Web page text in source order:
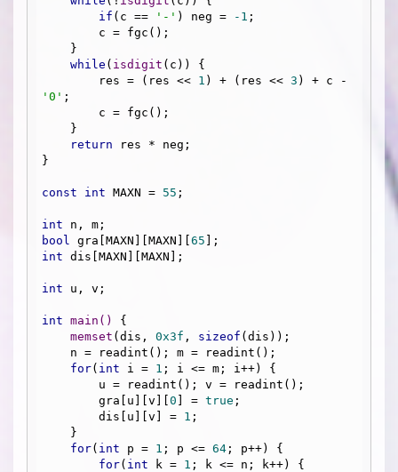
if (c == '-' ) neg = -1 ;
while ( isdigit (c)) {
        res = (res <<
1 ) + (res << 3
'0' ;
return res * neg;
}
const int MAXN = 55 ;
int
bool
gra[MAXN][MAXN][65
int dis[MAXN][MAXN];
int u, v;
int main ()
{
memset (dis, 0x3f , sizeof (dis));
for( int i = 1 ; i <= m; i++) {
        gra[u][v][
0 ] = true ;
        dis[u][v] =
1 ;
for( int p = 1 ; p <= 64 ; p++) {
for( int k = 1 ; k <= n; k++) {